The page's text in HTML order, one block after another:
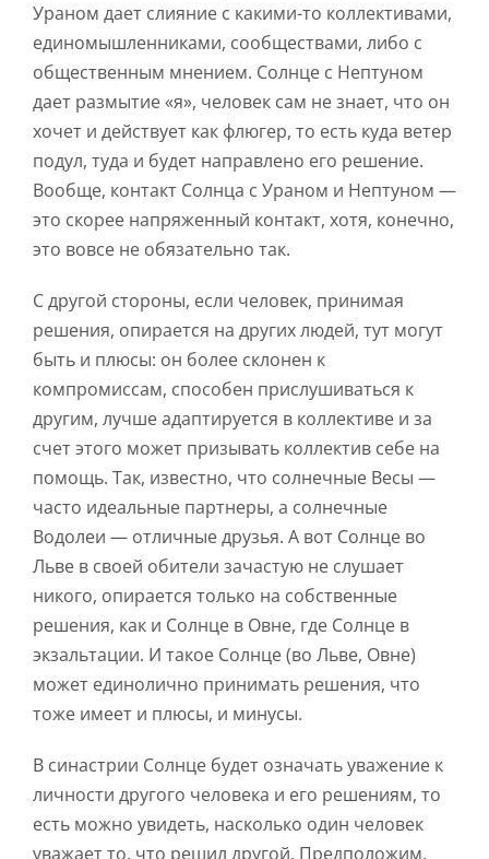
Ураном дает слияние с какими-то коллективами,
единомышленниками, сообществами, либо с
общественным мнением. Солнце с Нептуном
дает размытие «я», человек сам не знает, что он
хочет и действует как флюгер, то есть куда ветер
подул, туда и будет направлено его решение.
Вообще, контакт Солнца с Ураном и Нептуном —
это скорее напряженный контакт, хотя, конечно,
это вовсе не обязательно так.
С другой стороны, если человек, принимая
решения, опирается на других людей, тут могут
быть и плюсы: он более склонен к
компромиссам, способен прислушиваться к
другим, лучше адаптируется в коллективе и за
счет этого может призывать коллектив себе на
помощь. Так, известно, что солнечные Весы —
часто идеальные партнеры, а солнечные
Водолеи — отличные друзья. А вот Солнце во
Льве в своей обители зачастую не слушает
никого, опирается только на собственные
решения, как и Солнце в Овне, где Солнце в
экзальтации. И такое Солнце (во Льве, Овне)
может единолично принимать решения, что
тоже имеет и плюсы, и минусы.
В синастрии Солнце будет означать уважение к
личности другого человека и его решениям, то
есть можно увидеть, насколько один человек
уважает то, что решил другой. Предположим,